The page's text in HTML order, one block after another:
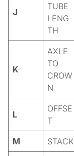
J
TUBE
LENG
TH
K
AXLE
TO
CROW
N
L
OFFSE
T
M STACK